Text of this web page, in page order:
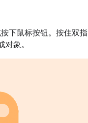
下鼠标按钮。按住双指
象。